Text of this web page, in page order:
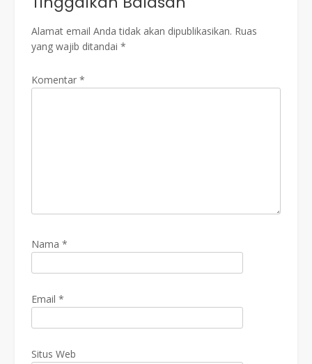
Alamat email Anda tidak akan dipublikasikan. Ruas
yang wajib ditandai *
Komentar *
Nama *
Email *
Situs Web